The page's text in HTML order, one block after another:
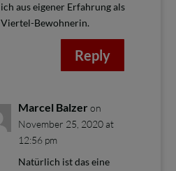
ich aus eigener Erfahrung als
Viertel-Bewohnerin.
Reply
Marcel Balzer on
November 25, 2020 at
12:56 pm
Natürlich ist das eine